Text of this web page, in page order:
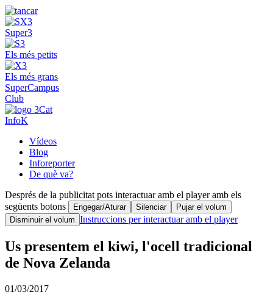
Super3
Els més petits
Els més grans
SuperCampus
Club
InfoK
Vídeos
Blog
Inforeporter
De què va?
Després de la publicitat pots interactuar amb el player amb els
següents botons
Engegar/Aturar Silenciar
Pujar el volum
Disminuir el volum Instruccions per interactuar amb el player
Us presentem el kiwi, l'ocell tradicional
de Nova Zelanda
01/03/2017